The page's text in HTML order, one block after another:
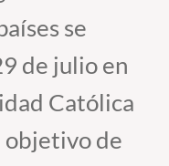
se
de julio en
Católica
objetivo de